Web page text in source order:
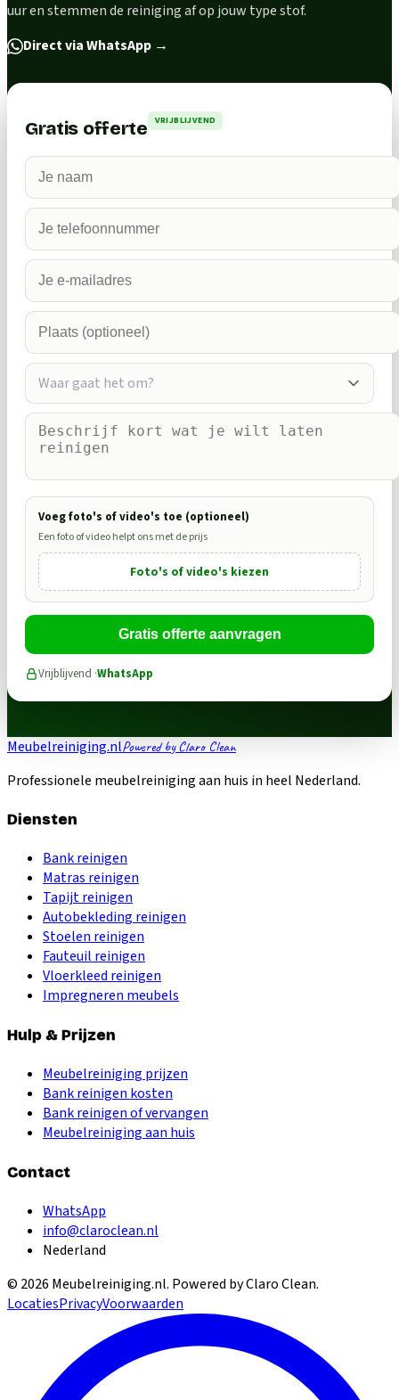
uur en stemmen de reiniging af op jouw type stof.
Direct via WhatsApp →
Gratis offerte VRIJBLIJVEND
Waar gaat het om?
Voeg foto's of video's toe (optioneel)
Een foto of video helpt ons met de prijs
Foto's of video's kiezen
Gratis offerte aanvragen
Vrijblijvend ·WhatsApp
Meubelreiniging.nlPowered by Claro Clean
Professionele meubelreiniging aan huis in heel Nederland.
Diensten
Bank reinigen
Matras reinigen
Tapijt reinigen
Autobekleding reinigen
Stoelen reinigen
Fauteuil reinigen
Vloerkleed reinigen
Impregneren meubels
Hulp & Prijzen
Meubelreiniging prijzen
Bank reinigen kosten
Bank reinigen of vervangen
Meubelreiniging aan huis
Contact
WhatsApp
info@claroclean.nl
Nederland
© 2026 Meubelreiniging.nl. Powered by Claro Clean.
LocatiesPrivacyVoorwaarden